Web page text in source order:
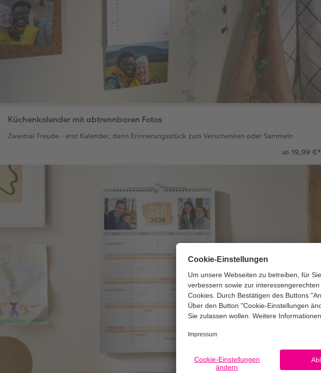
Küchenkalender mit abtrennbaren Fotos
Zweimal Freude - erst Kalender, dann Erinnerungsstück zum Verschenken oder Sammeln
ab 19,99 €*